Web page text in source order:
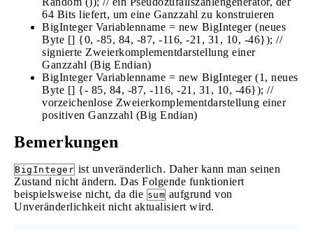
64 Bits liefert, um eine Ganzzahl zu konstruieren
BigInteger Variablenname = new BigInteger (neues
Byte [] {0, -85, 84, -87, -116, -21, 31, 10, -46}); //
signierte Zweierkomplementdarstellung einer
Ganzzahl (Big Endian)
BigInteger Variablenname = new BigInteger (1, neues
Byte [] {- ​​85, 84, -87, -116, -21, 31, 10, -46}); //
vorzeichenlose Zweierkomplementdarstellung einer
positiven Ganzzahl (Big Endian)
Bemerkungen
BigInteger ist unveränderlich. Daher kann man seinen
Zustand nicht ändern. Das Folgende funktioniert
beispielsweise nicht, da die sum aufgrund von
Unveränderlichkeit nicht aktualisiert wird.